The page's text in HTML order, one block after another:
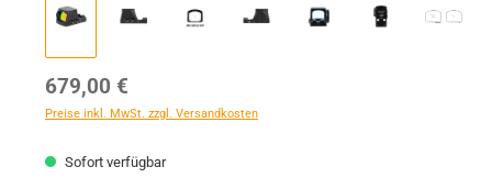
Regulärer Preis:
679,00 €
Preise inkl. MwSt. zzgl. Versandkosten
Sofort verfügbar